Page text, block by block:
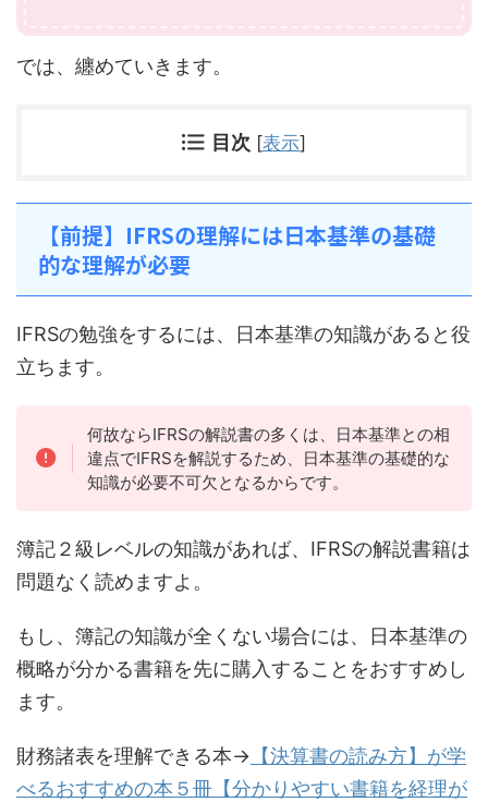
では、纏めていきます。
目次 [表示]
【前提】IFRSの理解には日本基準の基礎
的な理解が必要
IFRSの勉強をするには、日本基準の知識があると役
立ちます。
何故ならIFRSの解説書の多くは、日本基準との相
違点でIFRSを解説するため、日本基準の基礎的な
知識が必要不可欠となるからです。
簿記２級レベルの知識があれば、IFRSの解説書籍は
問題なく読めますよ。
もし、簿記の知識が全くない場合には、日本基準の
概略が分かる書籍を先に購入することをおすすめし
ます。
財務諸表を理解できる本→ 【決算書の読み方】が学
べるおすすめの本５冊【分かりやすい書籍を経理が